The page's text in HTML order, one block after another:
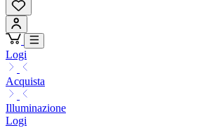
Logi
Acquista
Illuminazione
Logi